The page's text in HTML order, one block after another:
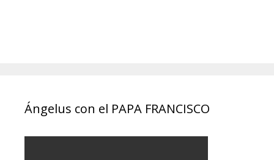
Ángelus con el PAPA FRANCISCO